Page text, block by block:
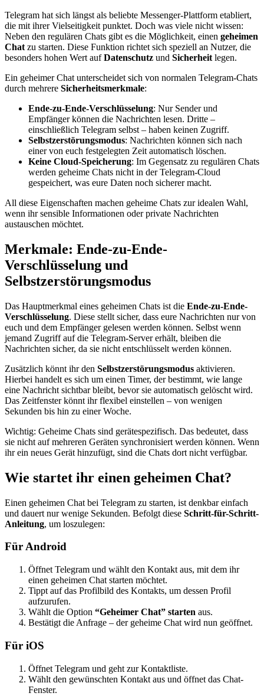
Telegram hat sich längst als beliebte Messenger-Plattform etabliert,
die mit ihrer Vielseitigkeit punktet. Doch was viele nicht wissen:
Neben den regulären Chats gibt es die Möglichkeit, einen geheimen
Chat zu starten. Diese Funktion richtet sich speziell an Nutzer, die
besonders hohen Wert aufDatenschutz und Sicherheit legen.
Ein geheimer Chat unterscheidet sich von normalen Telegram-Chats
durch mehrere Sicherheitsmerkmale:
Ende-zu-Ende-Verschlüsselung: Nur Sender und
Empfänger können die Nachrichten lesen. Dritte –
einschließlich Telegram selbst – haben keinen Zugriff.
Selbstzerstörungsmodus: Nachrichten können sich nach
einer von euch festgelegten Zeit automatisch löschen.
Keine Cloud-Speicherung: Im Gegensatz zu regulären Chats
werden geheime Chats nicht in der Telegram-Cloud
gespeichert, was eure Daten noch sicherer macht.
All diese Eigenschaften machen geheime Chats zur idealen Wahl,
wenn ihr sensible Informationen oder private Nachrichten
austauschen möchtet.
Merkmale: Ende-zu-Ende-
Verschlüsselung und
Selbstzerstörungsmodus
Das Hauptmerkmal eines geheimen Chats ist die Ende-zu-Ende-
Verschlüsselung. Diese stellt sicher, dass eure Nachrichten nur von
euch und dem Empfänger gelesen werden können. Selbst wenn
jemand Zugriff auf die Telegram-Server erhält, bleiben die
Nachrichten sicher, da sie nicht entschlüsselt werden können.
Zusätzlich könnt ihr den Selbstzerstörungsmodus aktivieren.
Hierbei handelt es sich um einen Timer, der bestimmt, wie lange
eine Nachricht sichtbar bleibt, bevor sie automatisch gelöscht wird.
Das Zeitfenster könnt ihr flexibel einstellen – von wenigen
Sekunden bis hin zu einer Woche.
Wichtig: Geheime Chats sind gerätespezifisch. Das bedeutet, dass
sie nicht auf mehreren Geräten synchronisiert werden können. Wenn
ihr ein neues Gerät hinzufügt, sind die Chats dort nicht verfügbar.
Wie startet ihr einen geheimen Chat?
Einen geheimen Chat bei Telegram zu starten, ist denkbar einfach
und dauert nur wenige Sekunden. Befolgt diese Schritt-für-Schritt-
Anleitung, um loszulegen:
Für Android
Öffnet Telegram und wählt den Kontakt aus, mit dem ihr
einen geheimen Chat starten möchtet.
Tippt auf das Profilbild des Kontakts, um dessen Profil
aufzurufen.
Wählt die Option “Geheimer Chat” starten aus.
Bestätigt die Anfrage – der geheime Chat wird nun geöffnet.
Für iOS
Öffnet Telegram und geht zur Kontaktliste.
Wählt den gewünschten Kontakt aus und öffnet das Chat-
Fenster.